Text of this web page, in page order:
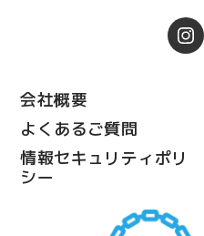
会社概要
よくあるご質問
情報セキュリティポリ
シー